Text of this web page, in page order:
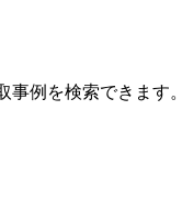
例を検索できます。